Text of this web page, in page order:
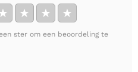
★ ★ ★
ster om een beoordeling te